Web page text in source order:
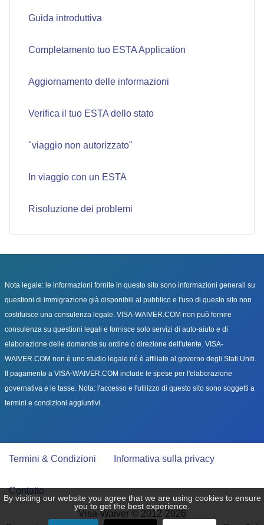
Guida introduttiva
Completamento tuo ESTA Application
Aggiornamento delle informazioni
Verifica il tuo ESTA dello stato
"viaggio non autorizzato"
In viaggio con un ESTA
Risoluzione dei problemi
Nota legale: le informazioni fornite in questo sito sono informazioni generali su
questioni di immigrazione già disponibili al pubblico e l'uso di questo sito non
costituisce una consulenza legale. VISA-WAIVER.COM non può fornire
consulenza su questioni legali e fornisce solo servizi di auto-aiuto e di
elaborazione delle domande su ordine o direzione dell'utente. VISA-
WAIVER.COM non è uno studio legale né è affiliato al governo degli Stati Uniti.
Il pagamento a VISA-WAIVER.COM include le spese per l'elaborazione
governativa e le tasse. Nota: l'accesso e l'utilizzo di questo sito sono soggetti a
termini e condizioni aggiuntivi.
Termini & Condizioni Informativa sulla privacy
Contatto
Visa-Waiver © 2012-2026
By visiting our website you agree that we are using cookies to ensure
you to get the best experience.